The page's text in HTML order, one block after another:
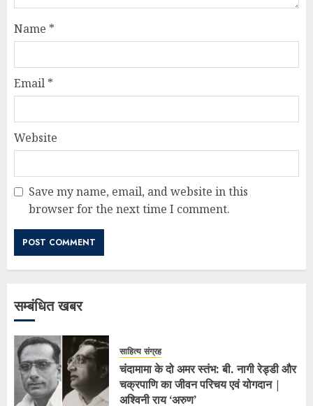
Name *
Email *
Website
Save my name, email, and website in this
browser for the next time I comment.
सम्बंधित खबर
साहित्य संग्रह
चंदामामा के दो अमर स्तंभ: बी. नागी रेड्डी और
चक्रपाणि का जीवन परिचय एवं योगदान |
अश्विनी राय ‘अरुण’